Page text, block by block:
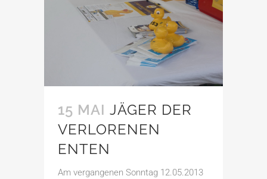
15 MAI JÄGER DER
VERLORENEN
ENTEN
Am vergangenen Sonntag 12.05.2013